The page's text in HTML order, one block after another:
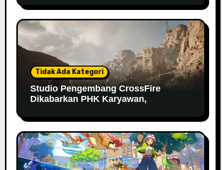
Tidak Ada Kategori
Studio Pengembang CrossFire
Dikabarkan PHK Karyawan,